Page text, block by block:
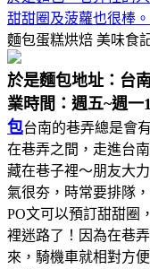
甜甜圈及菠蘿也很棒。
麵包蛋糕烘焙 美味食
於是麵包地址：台
業時間：週五~週一
包台南的巷弄總是會
在巷弄之間，走進台
藏在巷子裡～朋友大
氣很夯，時常要排隊
PO文可以預訂甜甜圈
裡迷路了！因為在巷
來，騎機車就相對方